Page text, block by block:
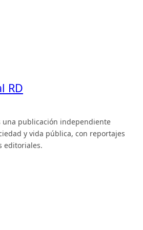
RD
una publicación independiente
y vida pública, con reportajes
editoriales.